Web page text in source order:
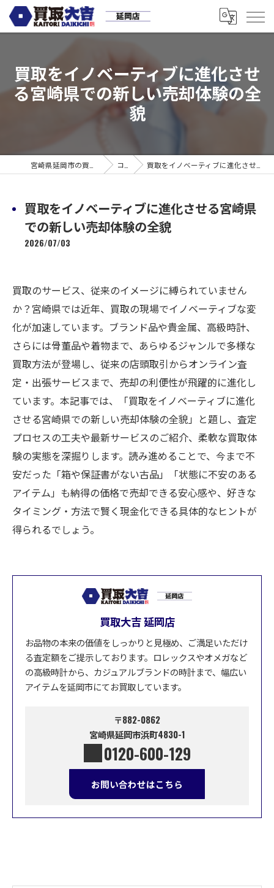
買取をイノベーティブに進化させ
る宮崎県での新しい売却体験の全
貌
コラム 買取をイノベーティブに進化させる宮崎県での新しい売却体験の全貌
買取をイノベーティブに進化させる宮崎県
での新しい売却体験の全貌
2026/07/03
買取のサービス、従来のイメージに縛られていません
か？宮崎県では近年、買取の現場でイノベーティブな変
化が加速しています。ブランド品や貴金属、高級時計、
さらには骨董品や着物まで、あらゆるジャンルで多様な
買取方法が登場し、従来の店頭取引からオンライン査
定・出張サービスまで、売却の利便性が飛躍的に進化し
ています。本記事では、「買取をイノベーティブに進化
させる宮崎県での新しい売却体験の全貌」と題し、査定
プロセスの工夫や最新サービスのご紹介、柔軟な買取体
験の実態を深掘りします。読み進めることで、今まで不
安だった「箱や保証書がない古品」「状態に不安のある
アイテム」も納得の価格で売却できる安心感や、好きな
タイミング・方法で賢く現金化できる具体的なヒントが
得られるでしょう。
買取大吉 延岡店
お品物の本来の価値をしっかりと見極め、ご満足いただけ
る査定額をご提示しております。ロレックスやオメガなど
の高級時計から、カジュアルブランドの時計まで、幅広い
アイテムを延岡市にてお買取しています。
〒882-0862
宮崎県延岡市浜町4830-1
0120-600-129
お問い合わせはこちら